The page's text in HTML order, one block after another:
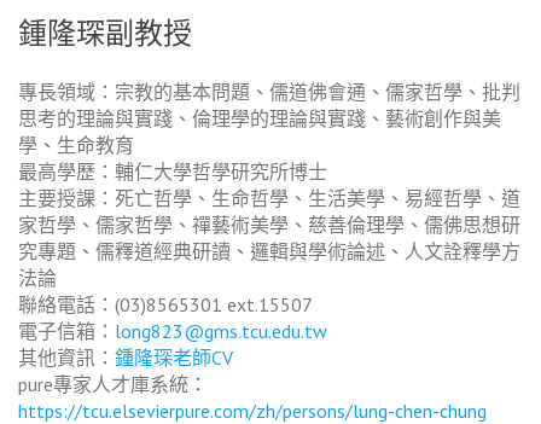
鍾隆琛副教授
專長領域：宗教的基本問題、儒道佛會通、儒家哲學、批判
思考的理論與實踐、倫理學的理論與實踐、藝術創作與美
學、生命教育
最高學歷：輔仁大學哲學研究所博士
主要授課：死亡哲學、生命哲學、生活美學、易經哲學、道
家哲學、儒家哲學、禪藝術美學、慈善倫理學、儒佛思想研
究專題、儒釋道經典研讀、邏輯與學術論述、人文詮釋學方
法論
聯絡電話：(03)8565301 ext.15507
電子信箱： long823@gms.tcu.edu.tw
其他資訊： 鍾隆琛老師CV
pure專家人才庫系統：
https://tcu.elsevierpure.com/zh/persons/lung-chen-chung